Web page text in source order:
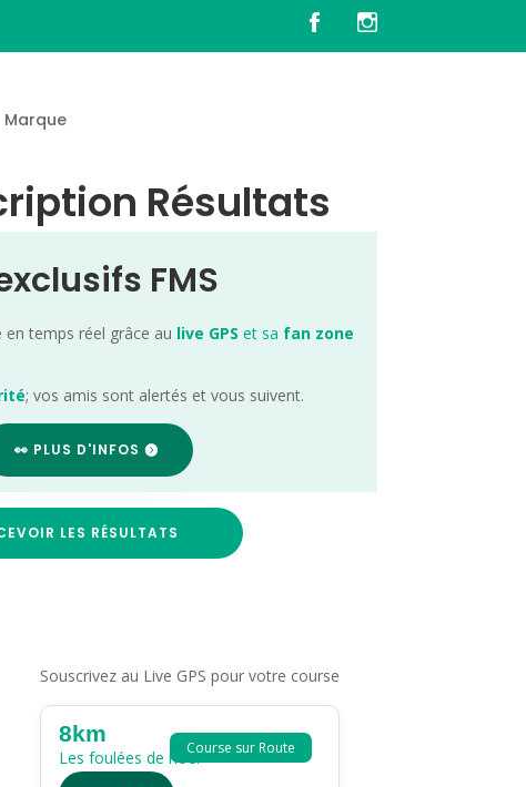
Marque
Résultats
FMS
temps réel grâce au live GPS et sa fan zone
; vos amis sont alertés et vous suivent.
👀 PLUS D'INFOS
LES RÉSULTATS
Souscrivez au Live GPS pour votre course
Course sur Route
8km
Les foulées de noël